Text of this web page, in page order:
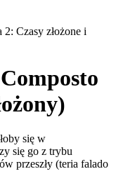
2: Czasy złożone i
się w
się go z trybu
przeszły (teria falado